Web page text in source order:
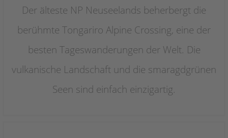
Der älteste NP Neuseelands beherbergt die
berühmte Tongariro Alpine Crossing, eine der
besten Tageswanderungen der Welt. Die
vulkanische Landschaft und die smaragdgrünen
Seen sind einfach einzigartig.